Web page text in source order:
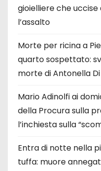
gioielliere che
l’assalto
Morte per ricina a
quarto sospettato:
morte di Antonella Di
Mario Adinolfi ai
della Procura sulla
l’inchiesta sulla
Entra di notte nella
tuffa: muore